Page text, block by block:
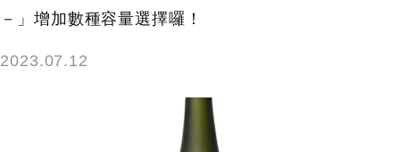
－」增加數種容量選擇囉！
2023.07.12